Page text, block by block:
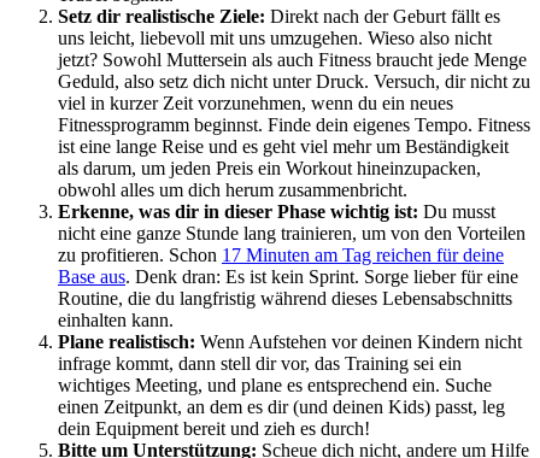
Setz dir realistische Ziele: Direkt nach der Geburt fällt es
uns leicht, liebevoll mit uns umzugehen. Wieso also nicht
jetzt? Sowohl Muttersein als auch Fitness braucht jede Menge
Geduld, also setz dich nicht unter Druck. Versuch, dir nicht zu
viel in kurzer Zeit vorzunehmen, wenn du ein neues
Fitnessprogramm beginnst. Finde dein eigenes Tempo. Fitness
ist eine lange Reise und es geht viel mehr um Beständigkeit
als darum, um jeden Preis ein Workout hineinzupacken,
obwohl alles um dich herum zusammenbricht.
Erkenne, was dir in dieser Phase wichtig ist: Du musst
nicht eine ganze Stunde lang trainieren, um von den Vorteilen
zu profitieren. Schon 17 Minuten am Tag reichen für deine
Base aus. Denk dran: Es ist kein Sprint. Sorge lieber für eine
Routine, die du langfristig während dieses Lebensabschnitts
einhalten kann.
Plane realistisch: Wenn Aufstehen vor deinen Kindern nicht
infrage kommt, dann stell dir vor, das Training sei ein
wichtiges Meeting, und plane es entsprechend ein. Suche
einen Zeitpunkt, an dem es dir (und deinen Kids) passt, leg
dein Equipment bereit und zieh es durch!
Bitte um Unterstützung: Scheue dich nicht, andere um Hilfe